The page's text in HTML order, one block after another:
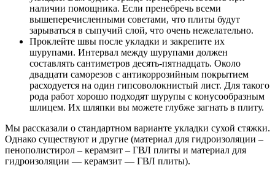
наличии помощника. Если пренебречь всеми
вышеперечисленными советами, что плиты будут
зарываться в сыпучий слой, что очень нежелательно.
Проклейте швы после укладки и закрепите их
шурупами. Интервал между шурупами должен
составлять сантиметров десять-пятнадцать. Около
двадцати саморезов с антикоррозийным покрытием
расходуется на один гипсоволокнистый лист. Для такого
рода работ хорошо подходят шурупы с конусообразным
шлицем. Их шляпки вы можете глубже загнать в плиту.
Мы рассказали о стандартном варианте укладки сухой стяжки.
Однако существуют и другие (материал для гидроизоляции –
пенополистирол – керамзит – ГВЛ плиты и материал для
гидроизоляции — керамзит — ГВЛ плиты).